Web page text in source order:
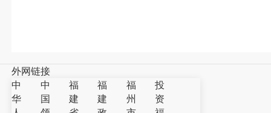
外网链接
中
华
中
国
福
建
福
建
福
州
投
资